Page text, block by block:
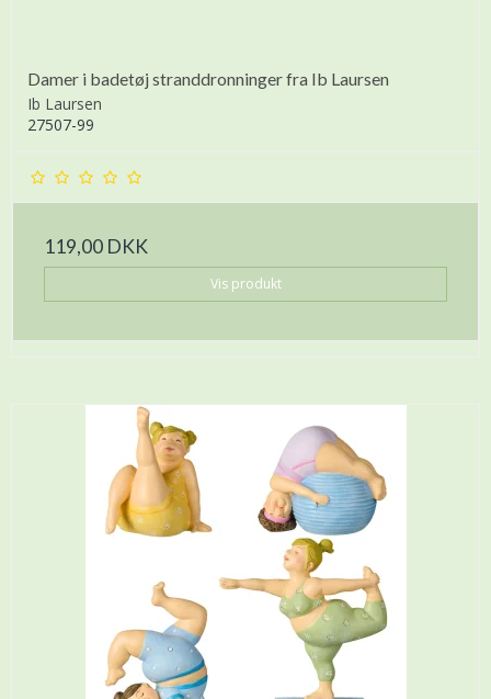
Damer i badetøj stranddronninger fra Ib Laursen
Ib Laursen
27507-99
119,00 DKK
Vis produkt